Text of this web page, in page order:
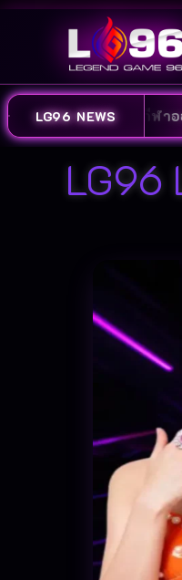
LG96 NEWS
าสิโน และกีฬาออนไลน์คร
LG96